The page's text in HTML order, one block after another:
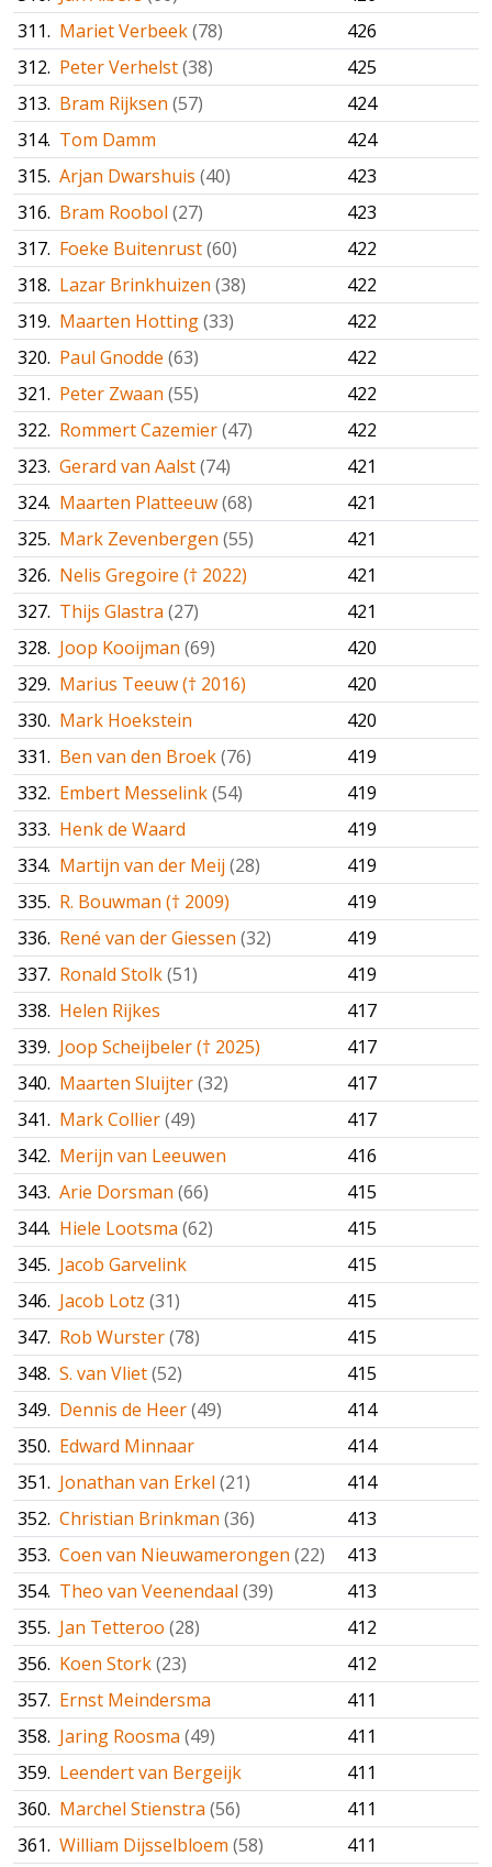
311. Mariet Verbeek(78)
426
312. Peter Verhelst(38)
425
313. Bram Rijksen (57)
424
314. Tom Damm
424
315. Arjan Dwarshuis (40)
423
316. Bram Roobol (27)
423
317. Foeke Buitenrust(60)
422
318. Lazar Brinkhuizen (38)
422
319. Maarten Hotting(33)
422
320. Paul Gnodde (63)
422
321. Peter Zwaan (55)
422
322. Rommert Cazemier(47)
422
323. Gerard van Aalst(74)
421
324. Maarten Platteeuw(68)
421
325. Mark Zevenbergen (55)
421
326. Nelis Gregoire († 2022)
421
327. Thijs Glastra (27)
421
328. Joop Kooijman (69)
420
329. Marius Teeuw († 2016)
420
330. Mark Hoekstein
420
331. Ben van den Broek(76)
419
332. Embert Messelink(54)
419
333. Henk de Waard
419
334. Martijn van der Meij (28)
419
335. R. Bouwman († 2009)
419
336. René van der Giessen (32)
419
337. Ronald Stolk(51)
419
338. Helen Rijkes
417
339. Joop Scheijbeler († 2025)
417
340. Maarten Sluijter(32)
417
341. Mark Collier(49)
417
342. Merijn van Leeuwen
416
343. Arie Dorsman (66)
415
344. Hiele Lootsma (62)
415
345. Jacob Garvelink
415
346. Jacob Lotz (31)
415
347. Rob Wurster(78)
415
348. S. van Vliet(52)
415
349. Dennis de Heer(49)
414
350. Edward Minnaar
414
351. Jonathan van Erkel (21)
414
352. Christian Brinkman (36)
413
353. Coen van Nieuwamerongen (22)
413
354. Theo van Veenendaal (39)
413
355. Jan Tetteroo (28)
412
356. Koen Stork(23)
412
357. Ernst Meindersma
411
358. Jaring Roosma (49)
411
359. Leendert van Bergeijk
411
360. Marchel Stienstra (56)
411
361. William Dijsselbloem (58)
411